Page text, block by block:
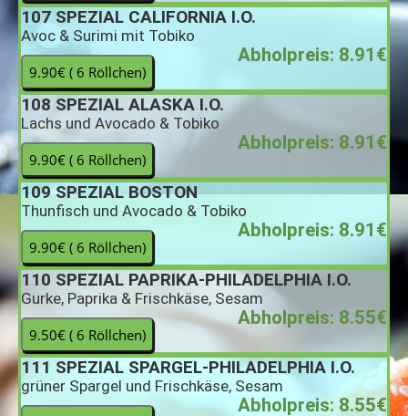
107 SPEZIAL CALIFORNIA I.O.
Avoc & Surimi mit Tobiko
Abholpreis: 8.91€
108 SPEZIAL ALASKA I.O.
Lachs und Avocado & Tobiko
Abholpreis: 8.91€
109SPEZIAL BOSTON
Thunfisch und Avocado & Tobiko
Abholpreis: 8.91€
110 SPEZIAL PAPRIKA-PHILADELPHIA I.O.
Gurke, Paprika & Frischkäse, Sesam
Abholpreis: 8.55€
111 SPEZIAL SPARGEL-PHILADELPHIA I.O.
grüner Spargel und Frischkäse, Sesam
Abholpreis: 8.55€